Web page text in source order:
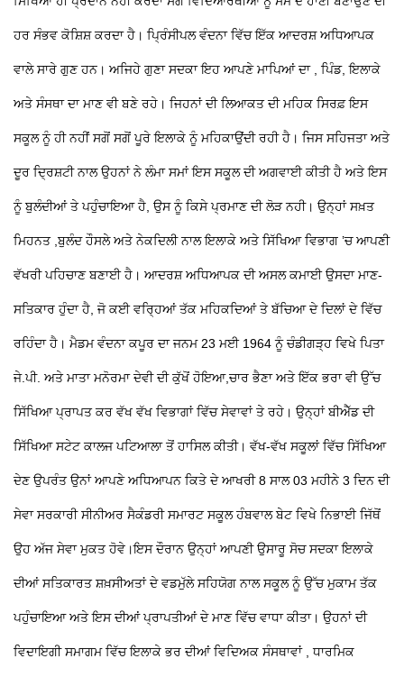
ਹਰ ਸੰਭਵ ਕੋਸ਼ਿਸ਼ ਕਰਦਾ ਹੈ। ਪ੍ਰਿੰਸੀਪਲ ਵੰਦਨਾ ਵਿੱਚ ਇੱਕ ਆਦਰਸ਼ ਅਧਿਆਪਕ
ਵਾਲੇ ਸਾਰੇ ਗੁਣ ਹਨ। ਅਜਿਹੇ ਗੁਣਾ ਸਦਕਾ ਇਹ ਆਪਣੇ ਮਾਪਿਆਂ ਦਾ , ਪਿੰਡ, ਇਲਾਕੇ
ਅਤੇ ਸੰਸਥਾ ਦਾ ਮਾਣ ਵੀ ਬਣੇ ਰਹੇ। ਜਿਹਨਾਂ ਦੀ ਲਿਆਕਤ ਦੀ ਮਹਿਕ ਸਿਰਫ਼ ਇਸ
ਸਕੂਲ ਨੂੰ ਹੀ ਨਹੀਂ ਸਗੋਂ ਸਗੋਂ ਪੂਰੇ ਇਲਾਕੇ ਨੂੰ ਮਹਿਕਾਉਂਦੀ ਰਹੀ ਹੈ। ਜਿਸ ਸਹਿਜਤਾ ਅਤੇ
ਦੂਰ ਦ੍ਰਿਸ਼ਟੀ ਨਾਲ ਉਹਨਾਂ ਨੇ ਲੰਮਾ ਸਮਾਂ ਇਸ ਸਕੂਲ ਦੀ ਅਗਵਾਈ ਕੀਤੀ ਹੈ ਅਤੇ ਇਸ
ਨੂੰ ਬੁਲੰਦੀਆਂ ਤੇ ਪਹੁੰਚਾਇਆ ਹੈ, ਉਸ ਨੂੰ ਕਿਸੇ ਪ੍ਰਮਾਣ ਦੀ ਲੋੜ ਨਹੀ। ਉਨ੍ਹਾਂ ਸਖ਼ਤ
ਮਿਹਨਤ ,ਬੁਲੰਦ ਹੌਸਲੇ ਅਤੇ ਨੇਕਦਿਲੀ ਨਾਲ ਇਲਾਕੇ ਅਤੇ ਸਿੱਖਿਆ ਵਿਭਾਗ ’ਚ ਆਪਣੀ
ਵੱਖਰੀ ਪਹਿਚਾਣ ਬਣਾਈ ਹੈ। ਆਦਰਸ਼ ਅਧਿਆਪਕ ਦੀ ਅਸਲ ਕਮਾਈ ਉਸਦਾ ਮਾਣ-
ਸਤਿਕਾਰ ਹੁੰਦਾ ਹੈ, ਜੋ ਕਈ ਵਰ੍ਹਿਆਂ ਤੱਕ ਮਹਿਕਦਿਆਂ ਤੇ ਬੱਚਿਆ ਦੇ ਦਿਲਾਂ ਦੇ ਵਿੱਚ
ਰਹਿੰਦਾ ਹੈ। ਮੈਡਮ ਵੰਦਨਾ ਕਪੂਰ ਦਾ ਜਨਮ 23 ਮਈ 1964 ਨੂੰ ਚੰਡੀਗੜ੍ਹ ਵਿਖੇ ਪਿਤਾ
ਜੇ.ਪੀ. ਅਤੇ ਮਾਤਾ ਮਨੋਰਮਾ ਦੇਵੀ ਦੀ ਕੁੱਖੋਂ ਹੋਇਆ,ਚਾਰ ਭੈਣਾ ਅਤੇ ਇੱਕ ਭਰਾ ਵੀ ਉੱਚ
ਸਿੱਖਿਆ ਪ੍ਰਾਪਤ ਕਰ ਵੱਖ ਵੱਖ ਵਿਭਾਗਾਂ ਵਿੱਚ ਸੇਵਾਵਾਂ ਤੇ ਰਹੇ। ਉਨ੍ਹਾਂ ਬੀਐੱਡ ਦੀ
ਸਿੱਖਿਆ ਸਟੇਟ ਕਾਲਜ ਪਟਿਆਲਾ ਤੋਂ ਹਾਸਿਲ ਕੀਤੀ। ਵੱਖ-ਵੱਖ ਸਕੂਲਾਂ ਵਿੱਚ ਸਿੱਖਿਆ
ਦੇਣ ਉਪਰੰਤ ਉਨਾਂ ਆਪਣੇ ਅਧਿਆਪਨ ਕਿਤੇ ਦੇ ਆਖਰੀ 8 ਸਾਲ 03 ਮਹੀਨੇ 3 ਦਿਨ ਦੀ
ਸੇਵਾ ਸਰਕਾਰੀ ਸੀਨੀਅਰ ਸੈਕੰਡਰੀ ਸਮਾਰਟ ਸਕੂਲ ਹੰਬਵਾਲ ਬੇਟ ਵਿਖੇ ਨਿਭਾਈ ਜਿੱਥੋਂ
ਉਹ ਅੱਜ ਸੇਵਾ ਮੁਕਤ ਹੋਵੇ।ਇਸ ਦੌਰਾਨ ਉਨ੍ਹਾਂ ਆਪਣੀ ਉਸਾਰੂ ਸੋਚ ਸਦਕਾ ਇਲਾਕੇ
ਦੀਆਂ ਸਤਿਕਾਰਤ ਸ਼ਖ਼ਸੀਅਤਾਂ ਦੇ ਵਡਮੁੱਲੇ ਸਹਿਯੋਗ ਨਾਲ ਸਕੂਲ ਨੂੰ ਉੱਚ ਮੁਕਾਮ ਤੱਕ
ਪਹੁੰਚਾਇਆ ਅਤੇ ਇਸ ਦੀਆਂ ਪ੍ਰਾਪਤੀਆਂ ਦੇ ਮਾਣ ਵਿੱਚ ਵਾਧਾ ਕੀਤਾ। ਉਹਨਾਂ ਦੀ
ਵਿਦਾਇਗੀ ਸਮਾਗਮ ਵਿੱਚ ਇਲਾਕੇ ਭਰ ਦੀਆਂ ਵਿਦਿਅਕ ਸੰਸਥਾਵਾਂ , ਧਾਰਮਿਕ